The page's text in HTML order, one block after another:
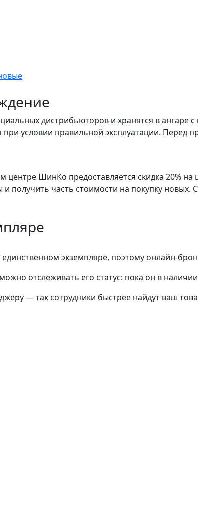
дистрибьюторов и хранятся в ангаре
при условии правильной эксплуатации. Перед
ШинКо предоставляется скидка 20%
получить часть стоимости на покупку
единственном экземпляре, поэтому онлайн-
отслеживать его статус: пока он в
— так сотрудники быстрее найдут ваш